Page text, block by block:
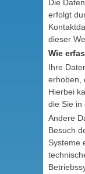
Die
erfolgt
dieser
Wie
Ihre
erhoben,
Hierbei
die Sie in
Andere
Besuch
Systeme